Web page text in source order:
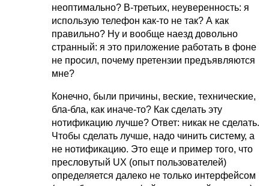
неоптимально? В-третьих, неуверенность: я
использую телефон как-то не так? А как
правильно? Ну и вообще наезд довольно
странный: я это приложение работать в фоне
не просил, почему претензии предъявляются
мне?
Конечно, были причины, веские, технические,
бла-бла, как иначе-то? Как сделать эту
нотификацию лучше? Ответ: никак не сделать.
Чтобы сделать лучше, надо чинить систему, а
не нотификацию. Это еще и пример того, что
пресловутый UX (опыт пользователей)
определяется далеко не только интерфейсом